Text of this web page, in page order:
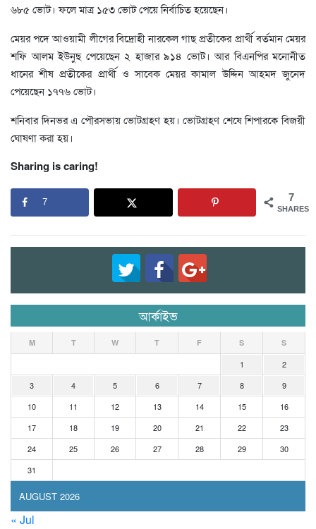
৬৮৫ ভোট। ফলে মাত্র ১৫৩ ভোট পেয়ে নির্বাচিত হয়েছেন।
মেয়র পদে আওয়ামী লীগের বিদ্রোহী নারকেল গাছ প্রতীকের প্রার্থী বর্তমান মেয়র
শফি আলম ইউনুছ পেয়েছেন ২ হাজার ৯১৪ ভোট। আর বিএনপির মনোনীত
ধানের শীষ প্রতীকের প্রার্থী ও সাবেক মেয়র কামাল উদ্দিন আহমদ জুনেদ
পেয়েছেন ১৭৭৬ ভোট।
শনিবার দিনভর এ পৌরসভায় ভোটগ্রহণ হয়। ভোটগ্রহণ শেষে শিপারকে বিজয়ী
ঘোষণা করা হয়।
Sharing is caring!
7
SHARES
7
আর্কাইভ
AUGUST 2026
M T W T F S S
1
2
3
4 5 6 7 8
9
10
11 12 13 14 15
16
17
18 19 20 21 22
23
24
25 26 27 28 29
30
31
« Jul